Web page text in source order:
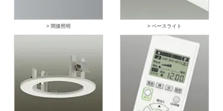
> 間接照明 > ベースライト